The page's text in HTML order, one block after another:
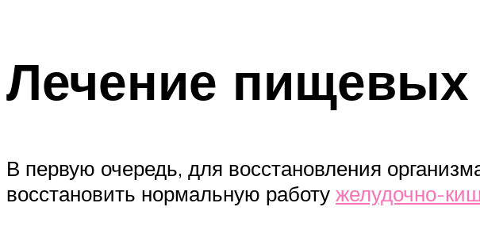
Лечение пищевых
В первую очередь, для восстановления
восстановить нормальную работу желудочно-